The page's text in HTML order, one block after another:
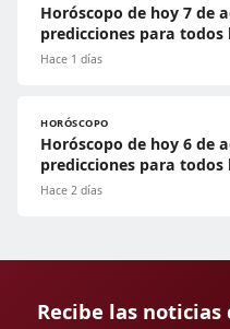
Horóscopo de hoy 7 de
predicciones para todos
Hace 1 días
HORÓSCOPO
Horóscopo de hoy 6 de
predicciones para todos
Hace 2 días
Recibe las